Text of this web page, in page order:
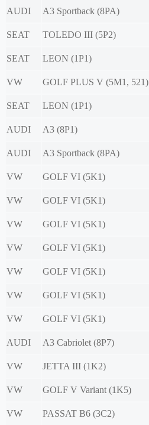
AUDI
A3 Sportback (8PA)
SEAT
TOLEDO III (5P2)
SEAT
LEON (1P1)
VW
GOLF PLUS V (5M1, 521)
SEAT
LEON (1P1)
AUDI
A3 (8P1)
AUDI
A3 Sportback (8PA)
VW
GOLF VI (5K1)
VW
GOLF VI (5K1)
VW
GOLF VI (5K1)
VW
GOLF VI (5K1)
VW
GOLF VI (5K1)
VW
GOLF VI (5K1)
VW
GOLF VI (5K1)
AUDI
A3 Cabriolet (8P7)
VW
JETTA III (1K2)
VW
GOLF V Variant (1K5)
VW
PASSAT B6 (3C2)